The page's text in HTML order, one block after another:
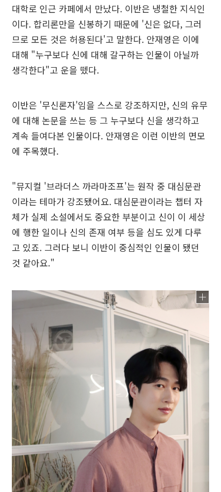
대학로 인근 카페에서 만났다. 이반은 냉철한 지식인
이다. 합리론만을 신봉하기 때문에 '신은 없다, 그러
므로 모든 것은 허용된다'고 말한다. 안재영은 이에
대해 "누구보다 신에 대해 갈구하는 인물이 아닐까
생각한다"고 운을 뗐다.
이반은 '무신론자'임을 스스로 강조하지만, 신의 유무
에 대해 논문을 쓰는 등 그 누구보다 신을 생각하고
계속 들여다본 인물이다. 안재영은 이런 이반의 면모
에 주목했다.
"뮤지컬 '브라더스 까라마조프'는 원작 중 대심문관
이라는 테마가 강조됐어요. 대심문관이라는 챕터 자
체가 실제 소설에서도 중요한 부분이고 신이 이 세상
에 행한 일이나 신의 존재 여부 등을 심도 있게 다루
고 있죠. 그러다 보니 이반이 중심적인 인물이 됐던
것 같아요."